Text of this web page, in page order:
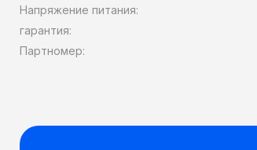
Напряжение питания:
гарантия:
Партномер: